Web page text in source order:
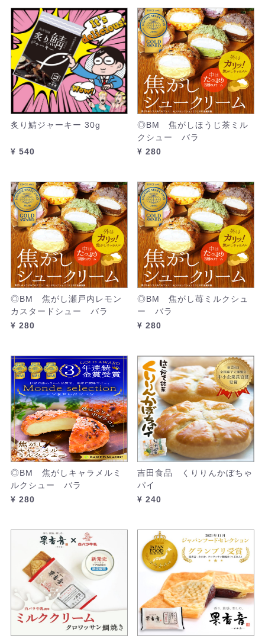
炙り鯖ジャーキー 30g
¥ 540
◎BM 焦がしほうじ茶ミル
クシュー バラ
¥ 280
◎BM 焦がし瀬戸内レモン
カスタードシュー バラ
¥ 280
◎BM 焦がし苺ミルクシュ
ー バラ
¥ 280
◎BM 焦がしキャラメルミ
ルクシュー バラ
¥ 280
吉田食品 くりりんかぼちゃ
パイ
¥ 240